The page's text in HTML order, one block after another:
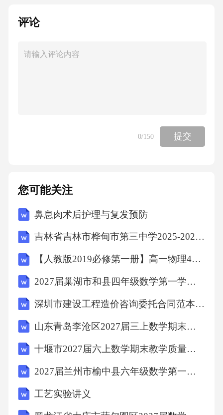
风险点，如报关单填制错误、申报不实、逃避
业动态，及时发现潜在的风险因素。（二）风
报关违规事件，及时进行调查处理，分析原
因，总结教训，采取有效措施防止类似事件再
变化情况。2.定期对报关风险监控情况进行分析
总结，评估风险应对措施的有效性，不断完善
风险管理体系。六、报关费用管理（一）费用
划，编制报关费用预算，报公司财务部门审
核。2.报关费用预算应包括报关代理费、海关税
费、查验费、滞报金等各项费用。（二）费用
报销1.报关费用报销应严格按照公司财务制度执
在完成报关业务后，应及时整理报销资料，填
写费用报销单，经报关部门负责人审核、财务
部门复审后，报公司领导审批报销。（三）费
用控制1.财务部门定期对报关费用进行统计分
评论
0/150 提交
您可能关注
鼻息肉术后护理与复发预防
吉林省吉林市桦甸市第三中学2025-2026学年第二学期八年级期末英语试题（文字版含答案）
【人教版2019必修第一册】高一物理4自由落体运动（教学设计）教案
2027届巢湖市和县四年级数学第一学期期末检测模拟试题含解析
深圳市建设工程造价咨询委托合同范本(范本)
山东青岛李沧区2027届三上数学期末复习检测试题含解析
十堰市2027届六上数学期末教学质量检测试题含解析
2027届兰州市榆中县六年级数学第一学期期末学业水平测试试题含解析
工艺实验讲义